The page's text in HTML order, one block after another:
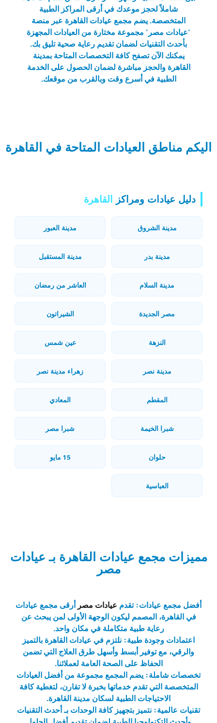
شاملاً لحجز موعدك في أرقى المراكز الطبية
المتخصصة. يضم مجمع عيادات القاهرة عبر منصة
‘عيادات مصر’ مجموعة مختارة من العيادات المجهزة
بأحدث التقنيات لضمان تقديم رعاية صحية تليق بك.
يمكنك الآن تصفح كافة التخصصات المتاحة بمدينة
القاهرة والحجز مباشرة لضمان الحصول على الخدمة
الطبية في أسرع وقت وبالقرب من موقعك.
اليكم مناطق العيادات المتاحة في القاهرة
دليل عيادات ومراكز القاهرة
مدينة الشروق مدينة العبور
مدينة بدر مدينة المستقبل
مدينة السلام العاشر من رمضان
مصر الجديدة الشيراتون
النزهة عين شمس
مدينة نصر زهراء مدينة نصر
المقطم المعادي
شبرا الخيمة شبرا مصر
حلوان 15 مايو
العباسية
مميزات مجمع عيادات القاهرة بـ عيادات
مصر
أفضل مجمع عيادات: تقدم عيادات مصر
أرقى مجمع عيادات
في القاهرة، المصمم ليكون الوجهة الأولى لمن يبحث عن
رعاية طبية متكاملة في مكان واحد.
اعتمادات وجودة طبية: نلتزم في عيادات القاهرة بالتميز
والرقي، مع توفير أبسط وأسهل طرق العلاج التي تضمن
الحفاظ على الصحة العامة لعملائنا.
تخصصات شاملة: يضم المجمع مجموعة من أفضل العيادات
المتخصصة التي تقدم خدماتها بخبرة لا تقارن، لتغطية كافة
الاحتياجات الطبية لسكان مدينة القاهرة.
تقنيات عالمية: نتميز بتجهيز كافة الوحدات بـ أحدث التقنيات